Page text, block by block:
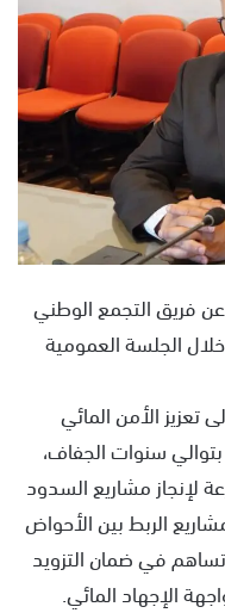
عن فريق التجمع الوطني
اليوم الإثنين 22 يونيو 2026، خلال الجلسة العمومية
تعزيز الأمن المائي
سنوات الجفاف،
لإنجاز مشاريع السدود
الربط بين الأحواض
تساهم في ضمان التزويد
الإجهاد المائي.